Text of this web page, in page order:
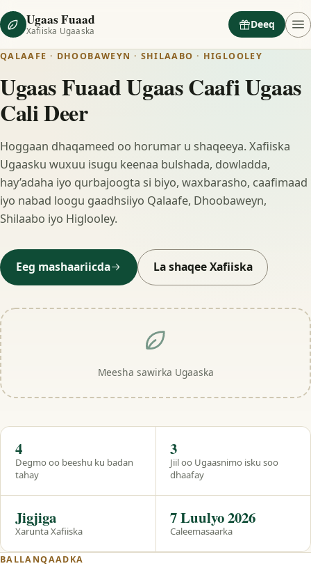
Ugaas Fuaad
Xafiiska Ugaaska
Deeq
QALAAFE · DHOOBAWEYN · SHILAABO · HIGLOOLEY
Ugaas Fuaad Ugaas Caafi Ugaas
Cali Deer
Hoggaan dhaqameed oo horumar u shaqeeya. Xafiiska
Ugaasku wuxuu isugu keenaa bulshada, dowladda,
hay’adaha iyo qurbajoogta si biyo, waxbarasho, caafimaad
iyo nabad loogu gaadhsiiyo Qalaafe, Dhoobaweyn,
Shilaabo iyo Higlooley.
Eeg mashaariicda La shaqee Xafiiska
Meesha sawirka Ugaaska
Hal eeg
Degmo oo beeshu ku badan
tahay
4
Jiil oo Ugaasnimo isku soo
dhaafay
3
Xarunta Xafiiska
Jigjiga
Caleemasaarka
7 Luulyo 2026
BALLANQAADKA